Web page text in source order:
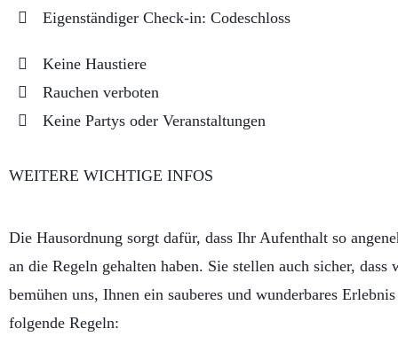
Eigenständiger Check-in: Codeschloss
Keine Haustiere
Rauchen verboten
Keine Partys oder Veranstaltungen
WEITERE WICHTIGE INFOS
Die Hausordnung sorgt dafür, dass Ihr Aufenthalt so
an die Regeln gehalten haben. Sie stellen auch sicher,
bemühen uns, Ihnen ein sauberes und wunderbares
folgende Regeln: